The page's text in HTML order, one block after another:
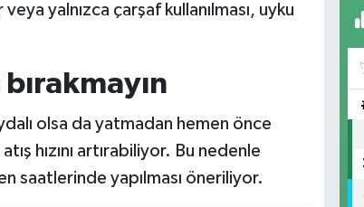
yalnızca çarşaf kullanılması, uyku
olsa da yatmadan hemen önce
hızını artırabiliyor. Bu nedenle
saatlerinde yapılması öneriliyor.